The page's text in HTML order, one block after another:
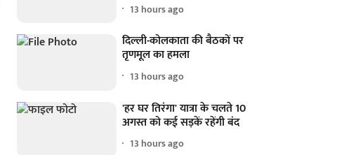
13 hours ago
दिल्ली-कोलकाता की बैठकों पर
तृणमूल का हमला
13 hours ago
'हर घर तिरंगा' यात्रा के चलते 10
अगस्त को कई सड़कें रहेंगी बंद
13 hours ago